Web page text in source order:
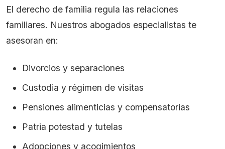
El derecho de familia regula las relaciones
familiares. Nuestros abogados especialistas te
asesoran en:
Divorcios y separaciones
Custodia y régimen de visitas
Pensiones alimenticias y compensatorias
Patria potestad y tutelas
Adopciones y acogimientos